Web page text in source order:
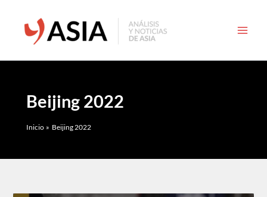
contenido
Beijing 2022
Inicio Beijing 2022